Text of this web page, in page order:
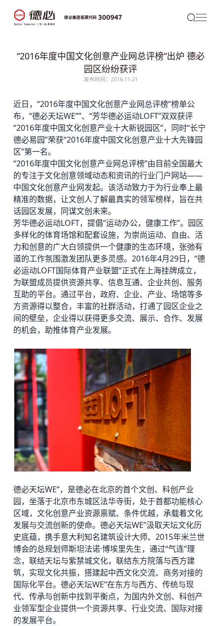
“2016年度中国文化创意产业网总评榜”出炉 德必
园区纷纷获评
发布时间：2016-11-21
近日，“2016年度中国文化创意产业网总评榜”榜单公
布，“德必天坛WE””、“芳华德必运动LOFT”双双获评
“2016年度中国文化创意产业十大新锐园区”，同时“长宁
德必易园”荣获“2016年度中国文化创意产业十大先锋园
区”第一名。
“2016年度中国文化创意产业网总评榜”由目前全国最大
的专注于文化创意领域动态和资讯的行业门户网站——
中国文化创意产业网发起。该活动致力于为行业奉上最
精准的数据，让文创人了解最真实的领军榜样，旨在共
话园区发展，同谋文创未来。
芳华德必运动LOFT，提倡“运动办公，健康工作”。园区
多样化的体育场馆和配套设施，为崇尚运动、自由、活
力和创意的广大白领提供一个健康的生态环境，张弛有
道的工作氛围激发团队更多灵感。2016年4月29日，“德
必运动LOFT国际体育产业联盟”正式在上海挂牌成立，
为联盟成员提供资源共享、信息互通、企业共创、服务
互助的平台。通过平台，政府、企业、产业、场馆等多
方资源得以整合，丰富的社群活动，打通了园区企业之
间的壁垒，企业得以获得更多交流、展示、合作、发展
的机会，助推体育产业发展。
德必天坛WE”，是德必在北京的首个文创、科创产业
园，坐落于北京市东城区法华寺街，处于首都功能核心
区域，文化创意产业资源禀赋、条件优越，承载着文化
发展与交流创新的使命。德必天坛WE”汲取天坛文化历
史底蕴，携手意大利知名建筑设计大师、2015年米兰世
博会的总规划师斯坦法诺·博埃里先生，通过“气连”理
念，联结天坛与紫禁城文化，联结东方院落与西方建
筑，实现文化共振，搭建起中西文化交流、商务对接的
国际化平台。德必天坛WE”在东方与西方、传统与现
代、传承与创新中找到平衡点，为国内外文创、科创产
业领军型企业提供一个资源共享、行业交流、国际对接
的发展平台。